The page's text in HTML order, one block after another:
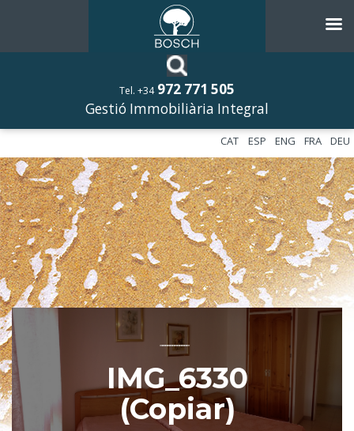
Tel. +34 972 771 505
Gestió Immobiliària Integral
DEU
FRA
ENG
ESP
CAT
––––––––––––
IMG_6330
(Copiar)